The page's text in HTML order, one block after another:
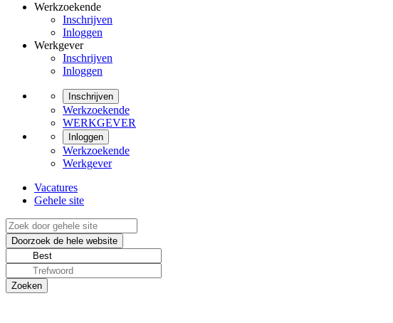
Werkzoekende
Inschrijven
Inloggen
Werkgever
Inschrijven
Inloggen
Inschrijven
Werkzoekende
WERKGEVER
Inloggen
Werkzoekende
Werkgever
Vacatures
Gehele site